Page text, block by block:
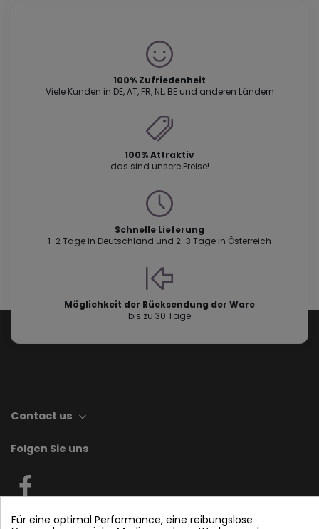
100% Zufriedenheit
Viele Kunden in DE, AT, FR, NL, BE und anderen Ländern
100% Attraktiv
das sind unsere Preise!
Schnelle Lieferung
1-2 Tage in Deutschland und 2-3 Tage in Österreich
Möglichkeit der Rücksendung der Ware
bis zu 30 Tage
Contact us
Folgen Sie uns
Plattenwärmetauscher
Für eine optimal Performance, eine reibungslose